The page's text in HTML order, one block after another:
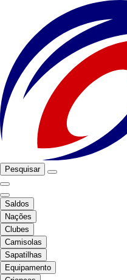
Pesquisar
Saldos
Nações
Clubes
Camisolas
Sapatilhas
Equipamento